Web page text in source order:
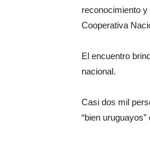
reconocimiento
Cooperativa
El encuentro
nacional.
Casi dos mil
“bien